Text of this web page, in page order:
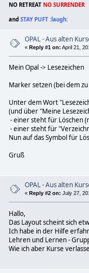
NO RETREAT NO SURRENDER
andSTAY PUFT :laugh:
OPAL - Aus alten
« Reply #1 on: April 21,
Mein Opal -> Lesezeichen
Marker setzen (bei dem
Unter dem Wort
(und über "Meine
- einer steht für Löschen
- einer steht für
Nun auf das Symbol für
Gruß
OPAL - Aus alten
« Reply #2 on: July 27,
Hallo,
Das Layout scheint sich
Ich habe in der Hilfe
Lehren und Lernen -
Wie ich aber Kurse